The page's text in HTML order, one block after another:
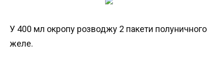
У 400 мл окропу розводжу 2 пакети полуничного
желе.